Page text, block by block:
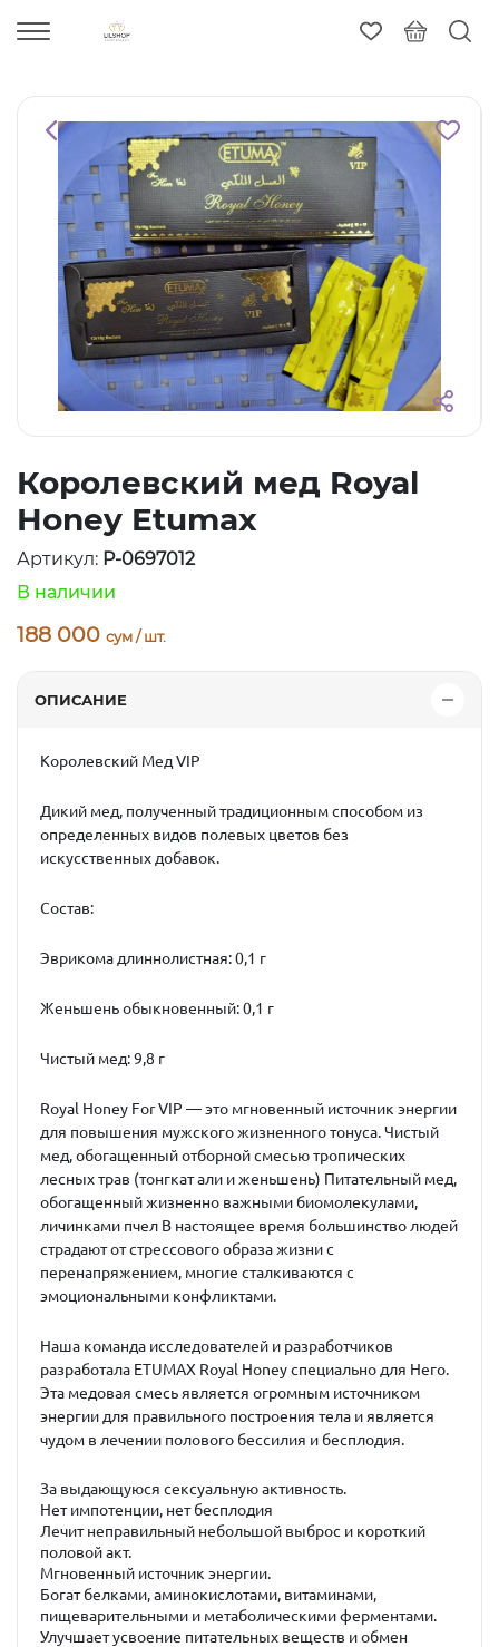
Королевский мед Royal
Honey Etumax
Артикул: P-0697012
В наличии
188 000 сум / шт.
ОПИСАНИЕ
Королевский Мед VIP
Дикий мед, полученный традиционным способом из
определенных видов полевых цветов без
искусственных добавок.
Состав:
Эврикома длиннолистная: 0,1 г
Женьшень обыкновенный: 0,1 г
Чистый мед: 9,8 г
Royal Honey For VIP — это мгновенный источник энергии
для повышения мужского жизненного тонуса. Чистый
мед, обогащенный отборной смесью тропических
лесных трав (тонгкат али и женьшень) Питательный мед,
обогащенный жизненно важными биомолекулами,
личинками пчел В настоящее время большинство людей
страдают от стрессового образа жизни с
перенапряжением, многие сталкиваются с
эмоциональными конфликтами.
Наша команда исследователей и разработчиков
разработала ETUMAX Royal Honeyспециально для Него.
Эта медовая смесь является огромным источником
энергии для правильного построения тела и является
чудом в лечении полового бессилия и бесплодия.
За выдающуюся сексуальную активность.
Нет импотенции, нет бесплодия
Лечит неправильный небольшой выброс и короткий
половой акт.
Мгновенный источник энергии.
Богат белками, аминокислотами, витаминами,
пищеварительными и метаболическими ферментами.
Улучшает усвоение питательных веществ и обмен